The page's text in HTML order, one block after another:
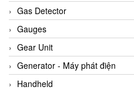
ARCA Regler
Arcos Hydraulik
Ardetem-Sfere-Vietnam
Argal
AS ENERGI
Gas Detector
Gauges
Gear Unit
Generator - Máy phát điện
Handheld